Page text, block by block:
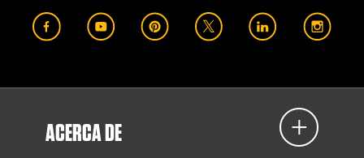
ACERCA DE